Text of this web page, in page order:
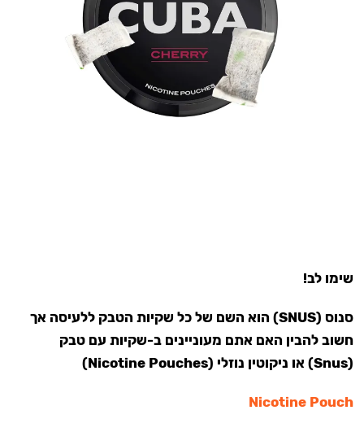
שימו לב!
סנוס (SNUS) הוא השם של כל שקיות הטבק ללעיסה אך
חשוב להבין האם אתם מעוניינים ב-שקיות עם טבק
(Snus) או ניקוטין נוזלי (Nicotine Pouches)
Nicotine Pouch